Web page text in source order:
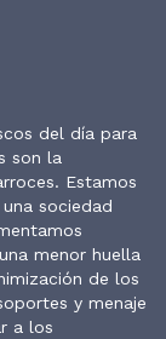
del día para
son la
Estamos
sociedad
menor huella
de los
y menaje
a los